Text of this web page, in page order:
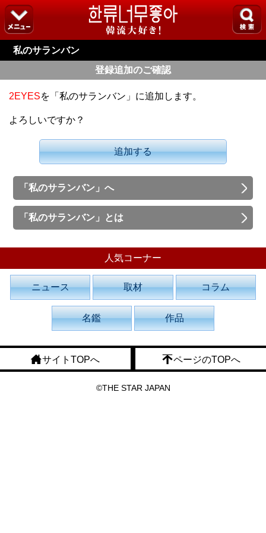
私のサランバン
登録追加のご確認
2EYESを「私のサランバン」に追加します。
よろしいですか？
追加する
「私のサランバン」へ
「私のサランバン」とは
人気コーナー
ニュース 取材 コラム
名鑑 作品
サイトTOPへ ページのTOPへ
©THE STAR JAPAN